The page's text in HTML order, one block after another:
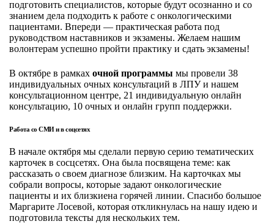
подготовить специалистов, которые будут осознанно и со
знанием дела подходить к работе с онкологическими
пациентами. Впереди — практическая работа под
руководством наставников и экзамены. Желаем нашим
волонтерам успешно пройти практику и сдать экзамены!
В октябре в рамках очной программы мы провели 38
индивидуальных очных консультаций в ЛПУ и нашем
консультационном центре, 21 индивидуальную онлайн
консультацию, 10 очных и онлайн групп поддержки.
Работа со СМИ и в соцсетях
В начале октября мы сделали первую серию тематических
карточек в сосцсетях. Она была посвящена теме: как
рассказать о своем диагнозе близким. На карточках мы
собрали вопросы, которые задают онкологические
пациенты и их близкиена горячей линии. Спасибо большое
Маргарите Лосевой, которая откликнулась на нашу идею и
подготовила тексты для нескольких тем.